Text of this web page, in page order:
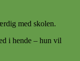
med skolen.
i hende – hun vil